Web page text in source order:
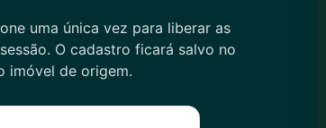
uma única vez para liberar as
O cadastro ficará salvo no
imóvel de origem.